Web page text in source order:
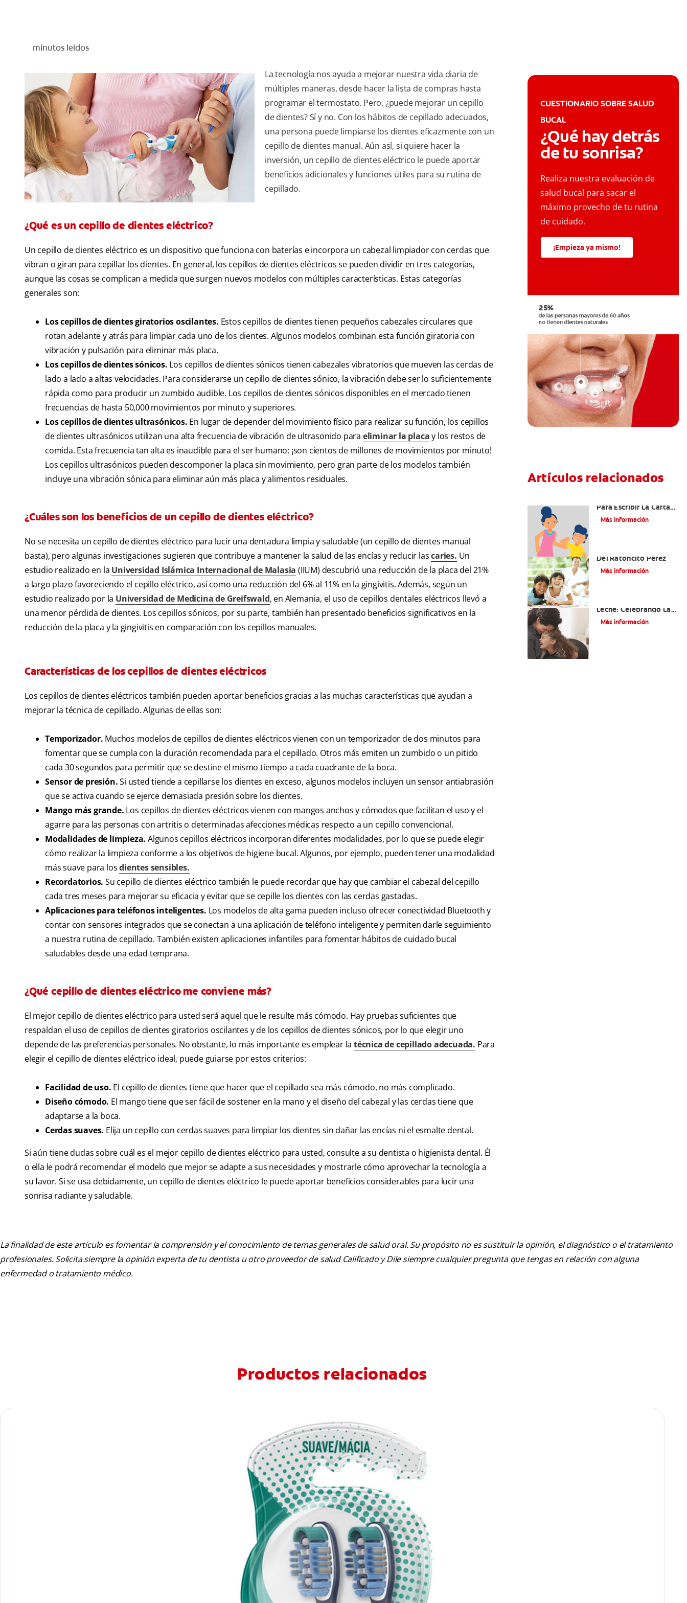
minutos leídos
La tecnología nos ayuda a mejorar nuestra vida diaria de
múltiples maneras, desde hacer la lista de compras hasta
programar el termostato. Pero, ¿puede mejorar un cepillo
de dientes? Sí y no. Con los hábitos de cepillado adecuados,
una persona puede limpiarse los dientes eficazmente con un
cepillo de dientes manual. Aún así, si quiere hacer la
inversión, un cepillo de dientes eléctrico le puede aportar
beneficios adicionales y funciones útiles para su rutina de
cepillado.
¿Qué es un cepillo de dientes eléctrico?
Un cepillo de dientes eléctrico es un dispositivo que funciona con baterías e incorpora un cabezal limpiador con cerdas que
vibran o giran para cepillar los dientes. En general, los cepillos de dientes eléctricos se pueden dividir en tres categorías,
aunque las cosas se complican a medida que surgen nuevos modelos con múltiples características. Estas categorías
generales son:
Los cepillos de dientes giratorios oscilantes. Estos cepillos de dientes tienen pequeños cabezales circulares que
rotan adelante y atrás para limpiar cada uno de los dientes. Algunos modelos combinan esta función giratoria con
vibración y pulsación para eliminar más placa.
Los cepillos de dientes sónicos. Los cepillos de dientes sónicos tienen cabezales vibratorios que mueven las cerdas de
lado a lado a altas velocidades. Para considerarse un cepillo de dientes sónico, la vibración debe ser lo suficientemente
rápida como para producir un zumbido audible. Los cepillos de dientes sónicos disponibles en el mercado tienen
frecuencias de hasta 50,000 movimientos por minuto y superiores.
Los cepillos de dientes ultrasónicos. En lugar de depender del movimiento físico para realizar su función, los cepillos
de dientes ultrasónicos utilizan una alta frecuencia de vibración de ultrasonido para eliminar la placay los restos de
comida. Esta frecuencia tan alta es inaudible para el ser humano: ¡son cientos de millones de movimientos por minuto!
Los cepillos ultrasónicos pueden descomponer la placa sin movimiento, pero gran parte de los modelos también
incluye una vibración sónica para eliminar aún más placa y alimentos residuales.
¿Cuáles son los beneficios de un cepillo de dientes eléctrico?
No se necesita un cepillo de dientes eléctrico para lucir una dentadura limpia y saludable (un cepillo de dientes manual
basta), pero algunas investigaciones sugieren que contribuye a mantener la salud de las encías y reducir lascaries. Un
estudio realizado en la Universidad Islámica Internacional de Malasia (IIUM) descubrió una reducción de la placa del 21%
a largo plazo favoreciendo el cepillo eléctrico, así como una reducción del 6% al 11% en la gingivitis. Además, según un
estudio realizado por la Universidad de Medicina de Greifswald, en Alemania, el uso de cepillos dentales eléctricos llevó a
una menor pérdida de dientes. Los cepillos sónicos, por su parte, también han presentado beneficios significativos en la
reducción de la placa y la gingivitis en comparación con los cepillos manuales.
Características de los cepillos de dientes eléctricos
Los cepillos de dientes eléctricos también pueden aportar beneficios gracias a las muchas características que ayudan a
mejorar la técnica de cepillado. Algunas de ellas son:
Temporizador. Muchos modelos de cepillos de dientes eléctricos vienen con un temporizador de dos minutos para
fomentar que se cumpla con la duración recomendada para el cepillado. Otros más emiten un zumbido o un pitido
cada 30 segundos para permitir que se destine el mismo tiempo a cada cuadrante de la boca.
Sensor de presión.Si usted tiende a cepillarse los dientes en exceso, algunos modelos incluyen un sensor antiabrasión
que se activa cuando se ejerce demasiada presión sobre los dientes.
Mango más grande. Los cepillos de dientes eléctricos vienen con mangos anchos y cómodos que facilitan el uso y el
agarre para las personas con artritis o determinadas afecciones médicas respecto a un cepillo convencional.
Modalidades de limpieza. Algunos cepillos eléctricos incorporan diferentes modalidades, por lo que se puede elegir
cómo realizar la limpieza conforme a los objetivos de higiene bucal. Algunos, por ejemplo, pueden tener una modalidad
más suave para losdientes sensibles.
Recordatorios. Su cepillo de dientes eléctrico también le puede recordar que hay que cambiar el cabezal del cepillo
cada tres meses para mejorar su eficacia y evitar que se cepille los dientes con las cerdas gastadas.
Aplicaciones para teléfonos inteligentes. Los modelos de alta gama pueden incluso ofrecer conectividad Bluetooth y
contar con sensores integrados que se conectan a una aplicación de teléfono inteligente y permiten darle seguimiento
a nuestra rutina de cepillado. También existen aplicaciones infantiles para fomentar hábitos de cuidado bucal
saludables desde una edad temprana.
¿Qué cepillo de dientes eléctrico me conviene más?
El mejor cepillo de dientes eléctrico para usted será aquel que le resulte más cómodo. Hay pruebas suficientes que
respaldan el uso de cepillos de dientes giratorios oscilantes y de los cepillos de dientes sónicos, por lo que elegir uno
depende de las preferencias personales. No obstante, lo más importante es emplear la técnica de cepillado adecuada. Para
elegir el cepillo de dientes eléctrico ideal, puede guiarse por estos criterios:
Facilidad de uso. El cepillo de dientes tiene que hacer que el cepillado sea más cómodo, no más complicado.
Diseño cómodo. El mango tiene que ser fácil de sostener en la mano y el diseño del cabezal y las cerdas tiene que
adaptarse a la boca.
Cerdas suaves. Elija un cepillo con cerdas suaves para limpiar los dientes sin dañar las encías ni el esmalte dental.
Si aún tiene dudas sobre cuál es el mejor cepillo de dientes eléctrico para usted, consulte a su dentista o higienista dental. Él
o ella le podrá recomendar el modelo que mejor se adapte a sus necesidades y mostrarle cómo aprovechar la tecnología a
su favor. Si se usa debidamente, un cepillo de dientes eléctrico le puede aportar beneficios considerables para lucir una
sonrisa radiante y saludable.
CUESTIONARIO SOBRE SALUD
BUCAL
¿Qué hay detrás
de tu sonrisa?
Realiza nuestra evaluación de
salud bucal para sacar el
máximo provecho de tu rutina
de cuidado.
¡Empieza ya mismo!
Artículos relacionados
Para Escribir La Carta
Al Ratón Pérez Y
Más información
Del Ratoncito Pérez
Más información
Leche: Celebrando La
Última Visita Del
Más información
La finalidad de este artículo es fomentar la comprensión y el conocimiento de temas generales de salud oral. Su propósito no es sustituir la opinión, el diagnóstico o el tratamiento
profesionales. Solicita siempre la opinión experta de tu dentista u otro proveedor de salud Calificado y Dile siempre cualquier pregunta que tengas en relación con alguna
enfermedad o tratamiento médico.
Productos relacionados